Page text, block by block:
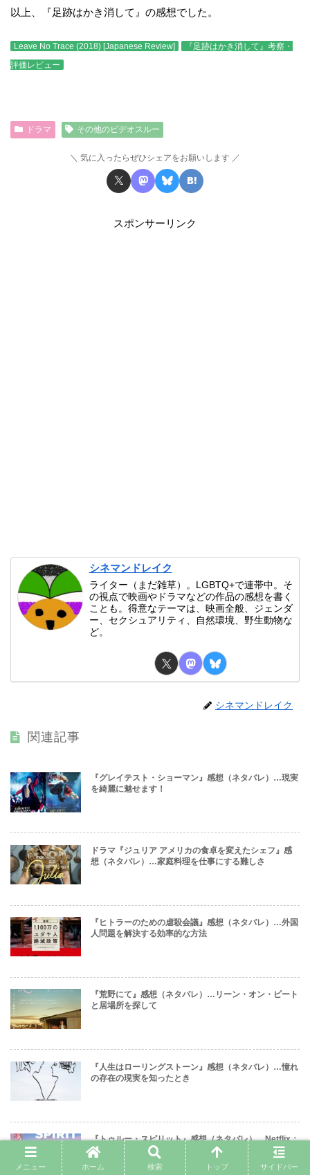
以上、『足跡はかき消して』の感想でした。
Leave No Trace (2018) [Japanese Review]
『足跡はかき消して』考察・
評価レビュー
ドラマ その他のビデオスルー
気に入ったらぜひシェアをお願いします
スポンサーリンク
シネマンドレイク
ライター（まだ雑草）。LGBTQ+で連帯中。そ
の視点で映画やドラマなどの作品の感想を書く
ことも。得意なテーマは、映画全般、ジェンダ
ー、セクシュアリティ、自然環境、野生動物な
ど。
シネマンドレイク
関連記事
『グレイテスト・ショーマン』感想（ネタバレ）…現実
を綺麗に魅せます！
ドラマ『ジュリア アメリカの食卓を変えたシェフ』感
想（ネタバレ）…家庭料理を仕事にする難しさ
『ヒトラーのための虐殺会議』感想（ネタバレ）…外国
人問題を解決する効率的な方法
『荒野にて』感想（ネタバレ）…リーン・オン・ピート
と居場所を探して
『人生はローリングストーン』感想（ネタバレ）…憧れ
の存在の現実を知ったとき
『トゥルー・スピリット』感想（ネタバレ）…Netflix；
独りだけど独りじゃない世界一周の航海
メニュー ホーム 検索 トップ サイドバー